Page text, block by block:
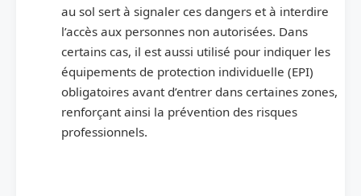
au sol sert à signaler ces dangers et à interdire
l’accès aux personnes non autorisées. Dans
certains cas, il est aussi utilisé pour indiquer les
équipements de protection individuelle (EPI)
obligatoires avant d’entrer dans certaines zones,
renforçant ainsi la prévention des risques
professionnels.